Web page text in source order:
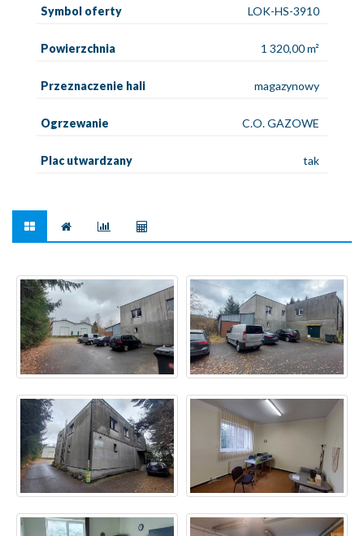
Symbol oferty LOK-HS-3910
Powierzchnia 1 320,00 m²
Przeznaczenie hali magazynowy
Ogrzewanie C.O. GAZOWE
Plac utwardzany tak